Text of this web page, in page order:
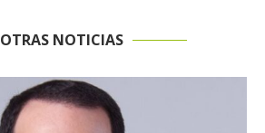
OTRAS NOTICIAS